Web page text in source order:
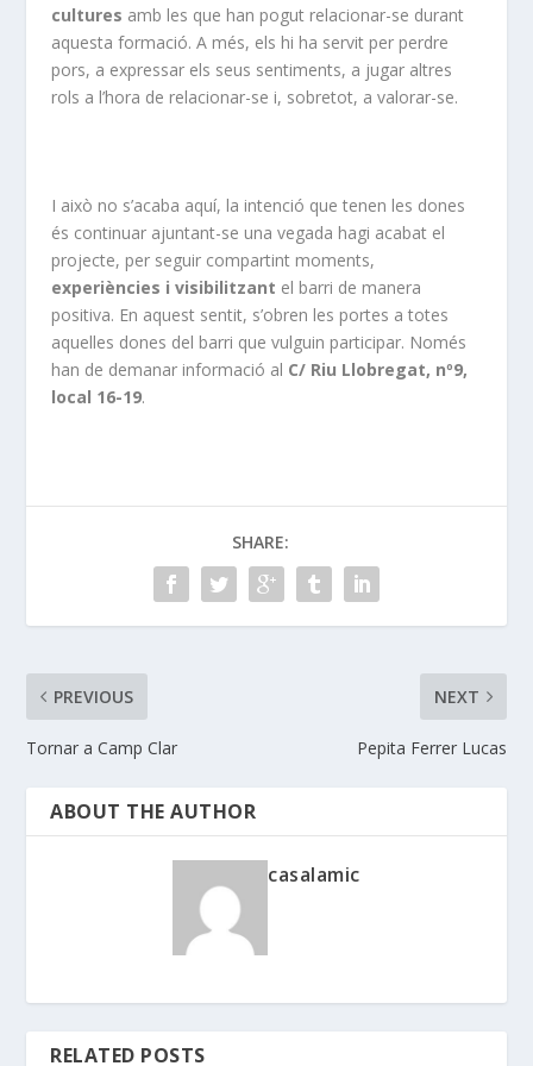
cultures amb les que han pogut relacionar-se durant
aquesta formació. A més, els hi ha servit per perdre
pors, a expressar els seus sentiments, a jugar altres
rols a l’hora de relacionar-se i, sobretot, a valorar-se.
I això no s’acaba aquí, la intenció que tenen les dones
és continuar ajuntant-se una vegada hagi acabat el
projecte, per seguir compartint moments,
experiències i visibilitzant el barri de manera
positiva. En aquest sentit, s’obren les portes a totes
aquelles dones del barri que vulguin participar. Només
han de demanar informació al C/ Riu Llobregat, nº9,
local 16-19.
SHARE:
PREVIOUS
Tornar a Camp Clar
NEXT
Pepita Ferrer Lucas
ABOUT THE AUTHOR
casalamic
RELATED POSTS